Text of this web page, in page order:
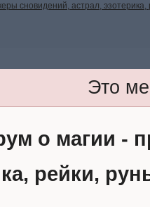
Это
о магии -
рейки,